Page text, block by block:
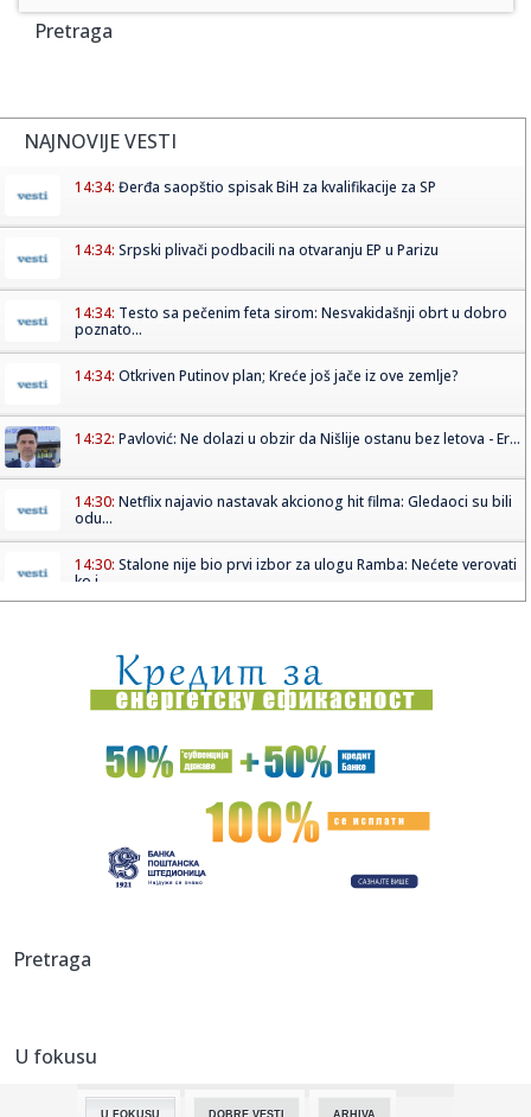
Pretraga
NAJNOVIJE VESTI
14:34: Đerđa saopštio spisak BiH za kvalifikacije za SP
14:34: Srpski plivači podbacili na otvaranju EP u Parizu
14:34: Testo sa pečenim feta sirom: Nesvakidašnji obrt u dobro
poznato...
14:34: Otkriven Putinov plan; Kreće još jače iz ove zemlje?
14:32: Pavlović: Ne dolazi u obzir da Nišlije ostanu bez letova - Er...
14:30: Netflix najavio nastavak akcionog hit filma: Gledaoci su bili
odu...
14:30: Stalone nije bio prvi izbor za ulogu Ramba: Nećete verovati
ko j...
14:27:Uroš Nikolić stigao u Čukarički
14:27:Najbolji kad je najteže – Sinančević u finalu EP!
Uhapšena zbog krađe minđuše - strgnula je baki iz uha
14:25:Svetska tražnja za zlatom raste – tržište vredno 380
manastira Viso...
14:20:
Pretraga
U fokusu
U FOKUSU DOBRE VESTI ARHIVA